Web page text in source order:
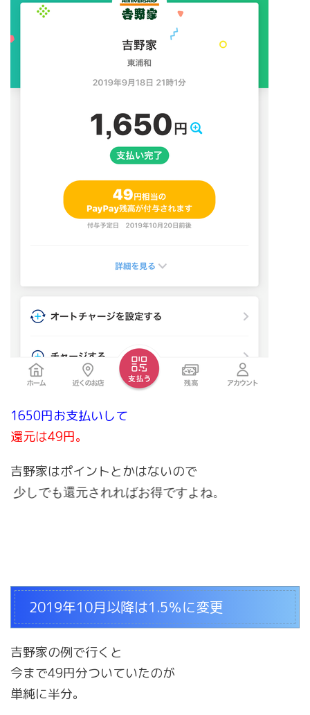
1650円お支払いして
還元は49円。
吉野家はポイントとかはないので
少しでも還元されればお得ですよね。
2019年10月以降は1.5％に変更
吉野家の例で行くと
今まで49円分ついていたのが
単純に半分。